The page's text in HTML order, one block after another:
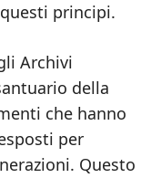
principi.
Archivi
della
che hanno
per
Questo